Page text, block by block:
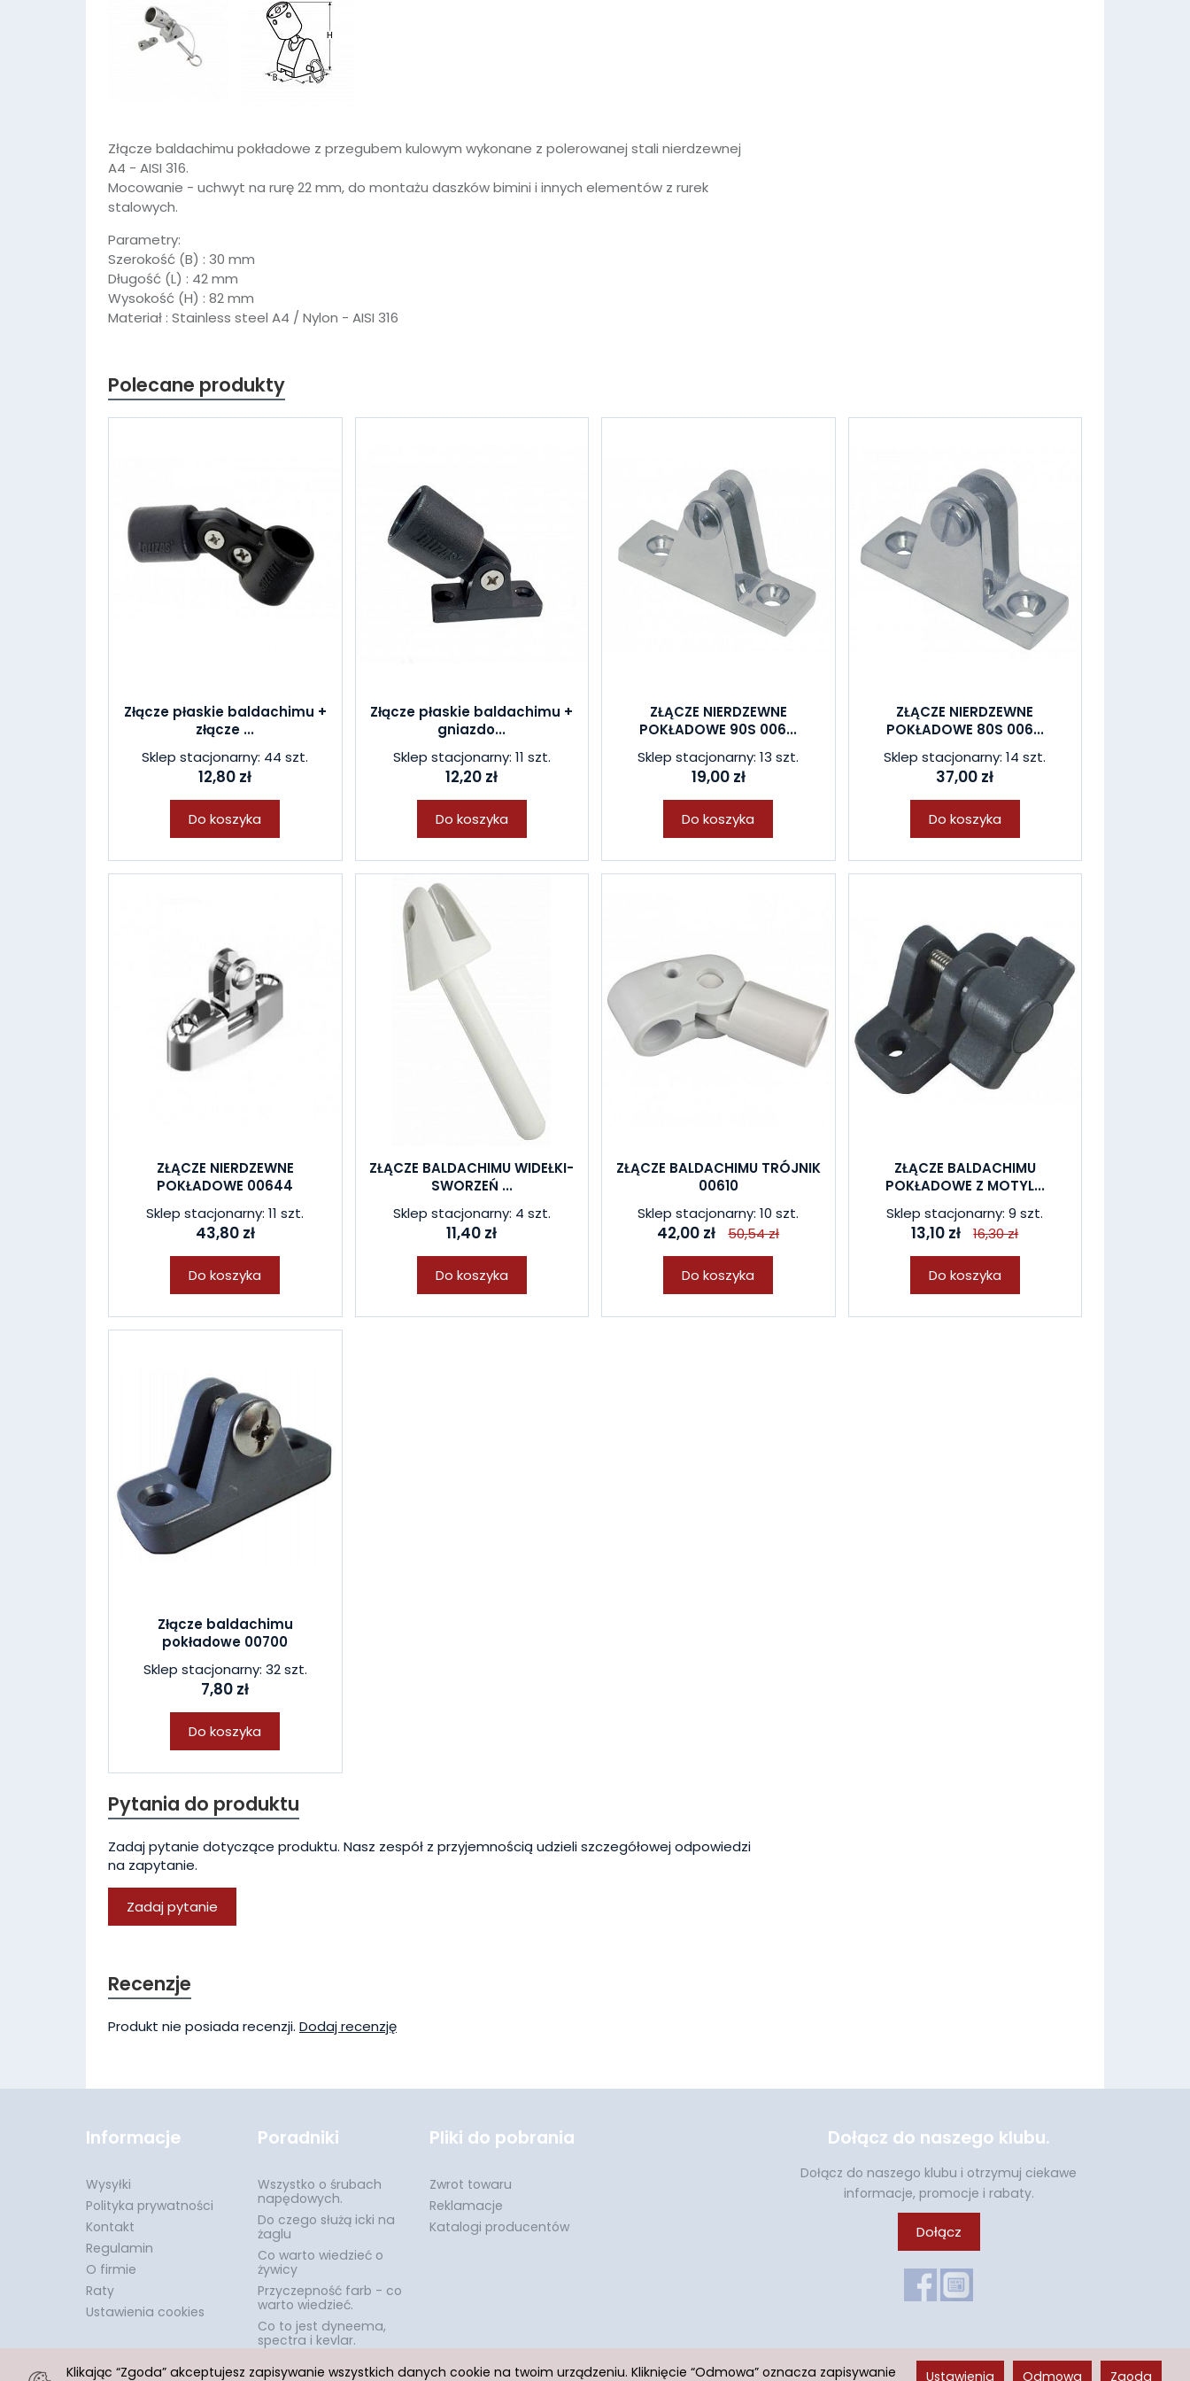
Złącze baldachimu pokładowe z przegubem kulowym wykonane z polerowanej stali nierdzewnej
A4 - AISI 316.
Mocowanie - uchwyt na rurę 22 mm, do montażu daszków bimini i innych elementów z rurek
stalowych.
Parametry:
Szerokość (B) : 30 mm
Długość (L) : 42 mm
Wysokość (H) : 82 mm
Materiał : Stainless steel A4 / Nylon - AISI 316
Polecane produkty
Złącze płaskie baldachimu +
złącze ...
Sklep stacjonarny: 44 szt.
12,80 zł
Do koszyka
Złącze płaskie baldachimu +
gniazdo...
Sklep stacjonarny: 11 szt.
12,20 zł
Do koszyka
ZŁĄCZE NIERDZEWNE
POKŁADOWE 90S 006...
Sklep stacjonarny: 13 szt.
19,00 zł
Do koszyka
ZŁĄCZE NIERDZEWNE
POKŁADOWE 80S 006...
Sklep stacjonarny: 14 szt.
37,00 zł
Do koszyka
ZŁĄCZE NIERDZEWNE
POKŁADOWE 00644
Sklep stacjonarny: 11 szt.
43,80 zł
Do koszyka
ZŁĄCZE BALDACHIMU WIDEŁKI-
SWORZEŃ ...
Sklep stacjonarny: 4 szt.
11,40 zł
Do koszyka
ZŁĄCZE BALDACHIMU TRÓJNIK
00610
Sklep stacjonarny: 10 szt.
42,00 zł 50,54 zł
Do koszyka
ZŁĄCZE BALDACHIMU
POKŁADOWE Z MOTYL...
Sklep stacjonarny: 9 szt.
13,10 zł 16,30 zł
Do koszyka
Złącze baldachimu
pokładowe 00700
Sklep stacjonarny: 32 szt.
7,80 zł
Do koszyka
Pytania do produktu
Zadaj pytanie dotyczące produktu. Nasz zespół z przyjemnością udzieli szczegółowej odpowiedzi
na zapytanie.
Zadaj pytanie
W ostatnich 7 dniach produktem interesuje się5 osób.
Recenzje
Produkt nie posiada recenzji. Dodaj recenzję
Informacje
Wysyłki
Polityka prywatności
Kontakt
Regulamin
O firmie
Raty
Ustawienia cookies
Poradniki
Wszystko o śrubach
napędowych.
Do czego służą icki na
żaglu
Co warto wiedzieć o
żywicy
Przyczepność farb - co
warto wiedzieć.
Co to jest dyneema,
spectra i kevlar.
Pliki do pobrania
Zwrot towaru
Reklamacje
Katalogi producentów
Dołącz do naszego klubu.
Dołącz do naszego klubu i otrzymuj ciekawe
informacje, promocje i rabaty.
Dołącz
Klikając “Zgoda” akceptujesz zapisywanie wszystkich danych cookie na twoim urządzeniu. Kliknięcie “Odmowa” oznacza zapisywanie Ustawienia Odmowa Zgoda